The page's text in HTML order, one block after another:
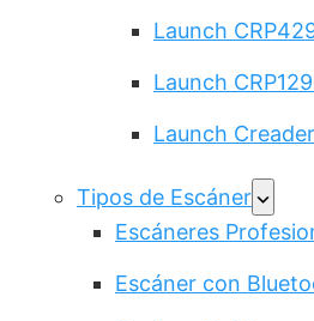
Launch
Launch
Launch
Tipos de Escáner
Escáneres
Escáner con